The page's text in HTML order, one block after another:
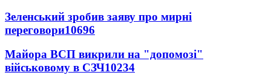
Зеленський зробив заяву про мирні
переговори10696
Майора ВСП викрили на "допомозі"
військовому в СЗЧ10234